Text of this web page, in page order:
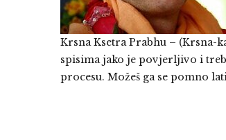
Krsna Ksetra Prabhu – (Krsna-
spisima jako je povjerljivo i
procesu. Možeš ga se pomno